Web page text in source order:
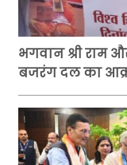
भगवान श्री राम
बजरंग दल का